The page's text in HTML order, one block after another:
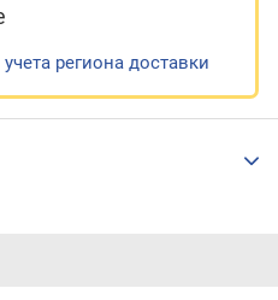
учета региона доставки